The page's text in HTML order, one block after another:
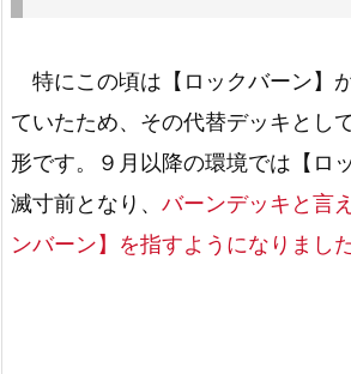
特にこの頃は【ロックバーン】
ていたため、その代替デッキとし
形です。９月以降の環境では【ロ
滅寸前となり、 バーンデッキと言
ンバーン】を指すようになりました